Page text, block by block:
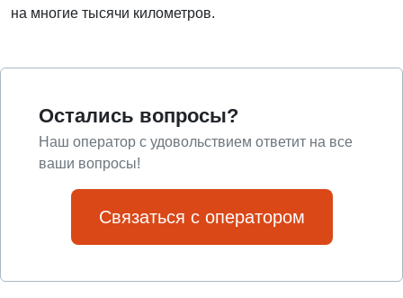
на многие тысячи километров.
Остались вопросы?
Наш оператор с удовольствием ответит на все
ваши вопросы!
Связаться с оператором